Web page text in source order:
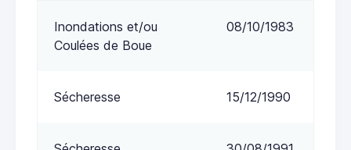
Inondations et/ou
Coulées de Boue
08/10/1983
Sécheresse 15/12/1990